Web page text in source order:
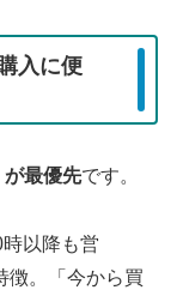
入に便
が最優先です。
以降も営
徴。「今から買